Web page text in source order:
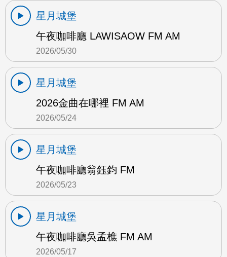
星月城堡
午夜咖啡廳 LAWISAOW FM AM
2026/05/30
星月城堡
2026金曲在哪裡 FM AM
2026/05/24
星月城堡
午夜咖啡廳翁鈺鈞 FM
2026/05/23
星月城堡
午夜咖啡廳吳孟樵 FM AM
2026/05/17